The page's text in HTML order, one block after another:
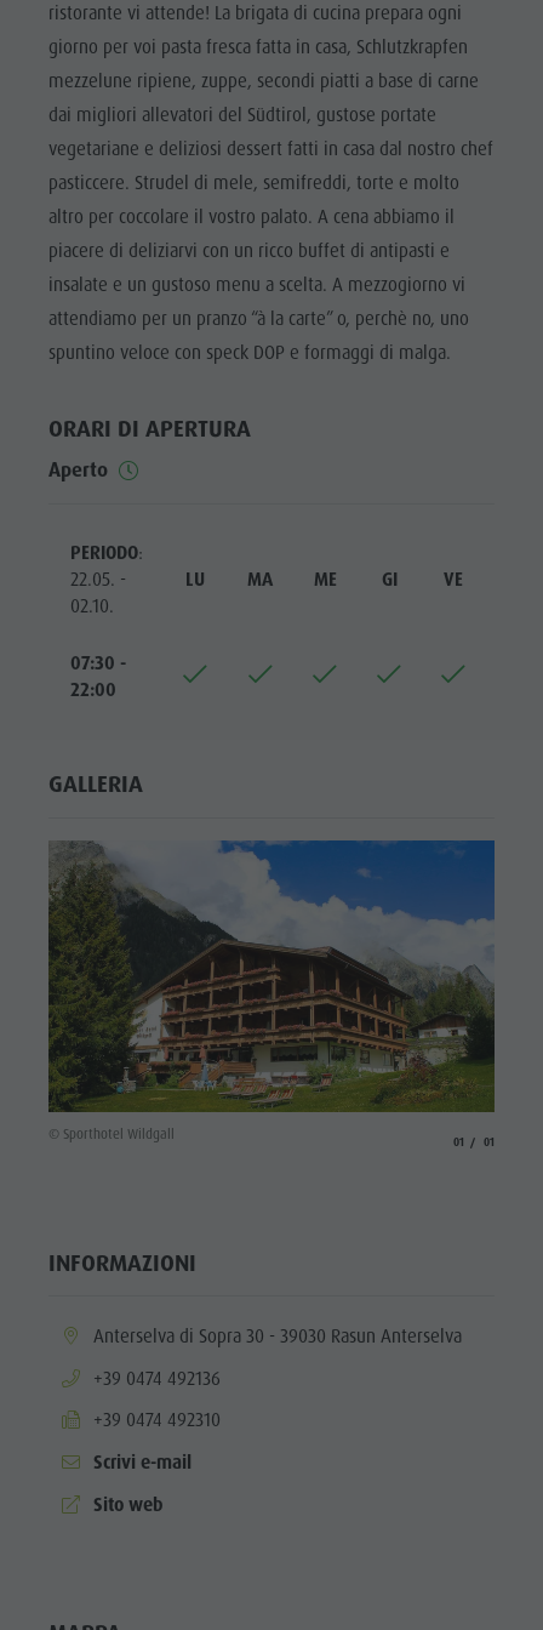
Parco
ricreativo
Rasun di
Sotto &
Minigolf
Bosco con
giochi
d'acqua
Biotopo
pesca
Cascate
Arena Alto
Adige
Lago di
Anterselva
Aree barbecue in Valle Anterselva
Laghetto di pesca
MTB Area Anterselva di Sotto
Cascate
Olympic Arena Alto Adige
Lago di Anterselva
Top eventi
Novità
Cataloghi
Informazioni A-Z
Offerte
Contatto
Sostenibilità
ristorante vi attende! La brigata di cucina prepara ogni
giorno per voi pasta fresca fatta in casa, Schlutzkrapfen
mezzelune ripiene, zuppe, secondi piatti a base di carne
dai migliori allevatori del Südtirol, gustose portate
vegetariane e deliziosi dessert fatti in casa dal nostro chef
pasticcere. Strudel di mele, semifreddi, torte e molto
altro per coccolare il vostro palato. A cena abbiamo il
piacere di deliziarvi con un ricco buffet di antipasti e
insalate e un gustoso menu a scelta. A mezzogiorno vi
attendiamo per un pranzo “à la carte” o, perchè no, uno
spuntino veloce con speck DOP e formaggi di malga.
ORARI DI APERTURA
Aperto
PERIODO:
22.05. -
02.10.
LU MA ME GI VE
07:30 -
22:00
GALLERIA
© Sporthotel Wildgall
01 01
INFORMAZIONI
aria.location:
Anterselva di Sopra 30 - 39030 Rasun Anterselva
aria.phone:
+39 0474 492136
aria.fax:
+39 0474 492310
Scrivi e-mail
aria.website:
Sito web